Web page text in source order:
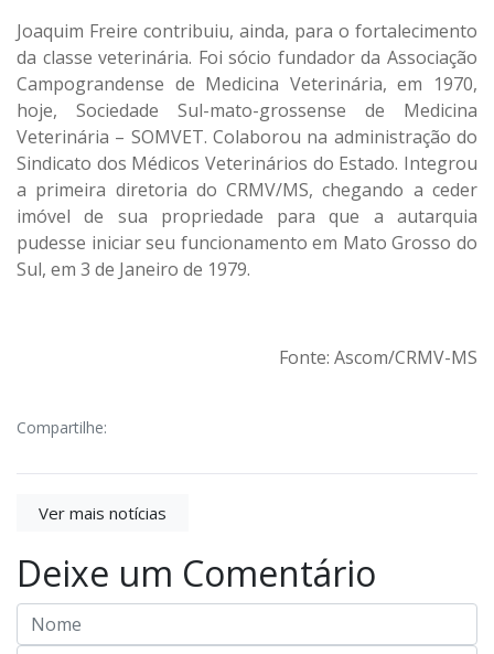
Joaquim Freire contribuiu, ainda, para o fortalecimento
da classe veterinária. Foi sócio fundador da Associação
Campograndense de Medicina Veterinária, em 1970,
hoje, Sociedade Sul-mato-grossense de Medicina
Veterinária – SOMVET. Colaborou na administração do
Sindicato dos Médicos Veterinários do Estado. Integrou
a primeira diretoria do CRMV/MS, chegando a ceder
imóvel de sua propriedade para que a autarquia
pudesse iniciar seu funcionamento em Mato Grosso do
Sul, em 3 de Janeiro de 1979.
Fonte: Ascom/CRMV-MS
Compartilhe:
Ver mais notícias
Deixe um Comentário